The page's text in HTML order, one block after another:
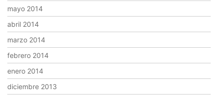
mayo 2014
abril 2014
marzo 2014
febrero 2014
enero 2014
diciembre 2013